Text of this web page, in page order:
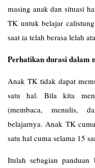
masing anak dan situasi
TK untuk belajar
saat ia telah berasa lelah
Perhatikan durasi dalam
Anak TK tidak dapat
satu hal. Bila kita
(membaca, menulis,
belajarnya. Anak TK
satu hal cuma selama 15
Itulah sebagian panduan